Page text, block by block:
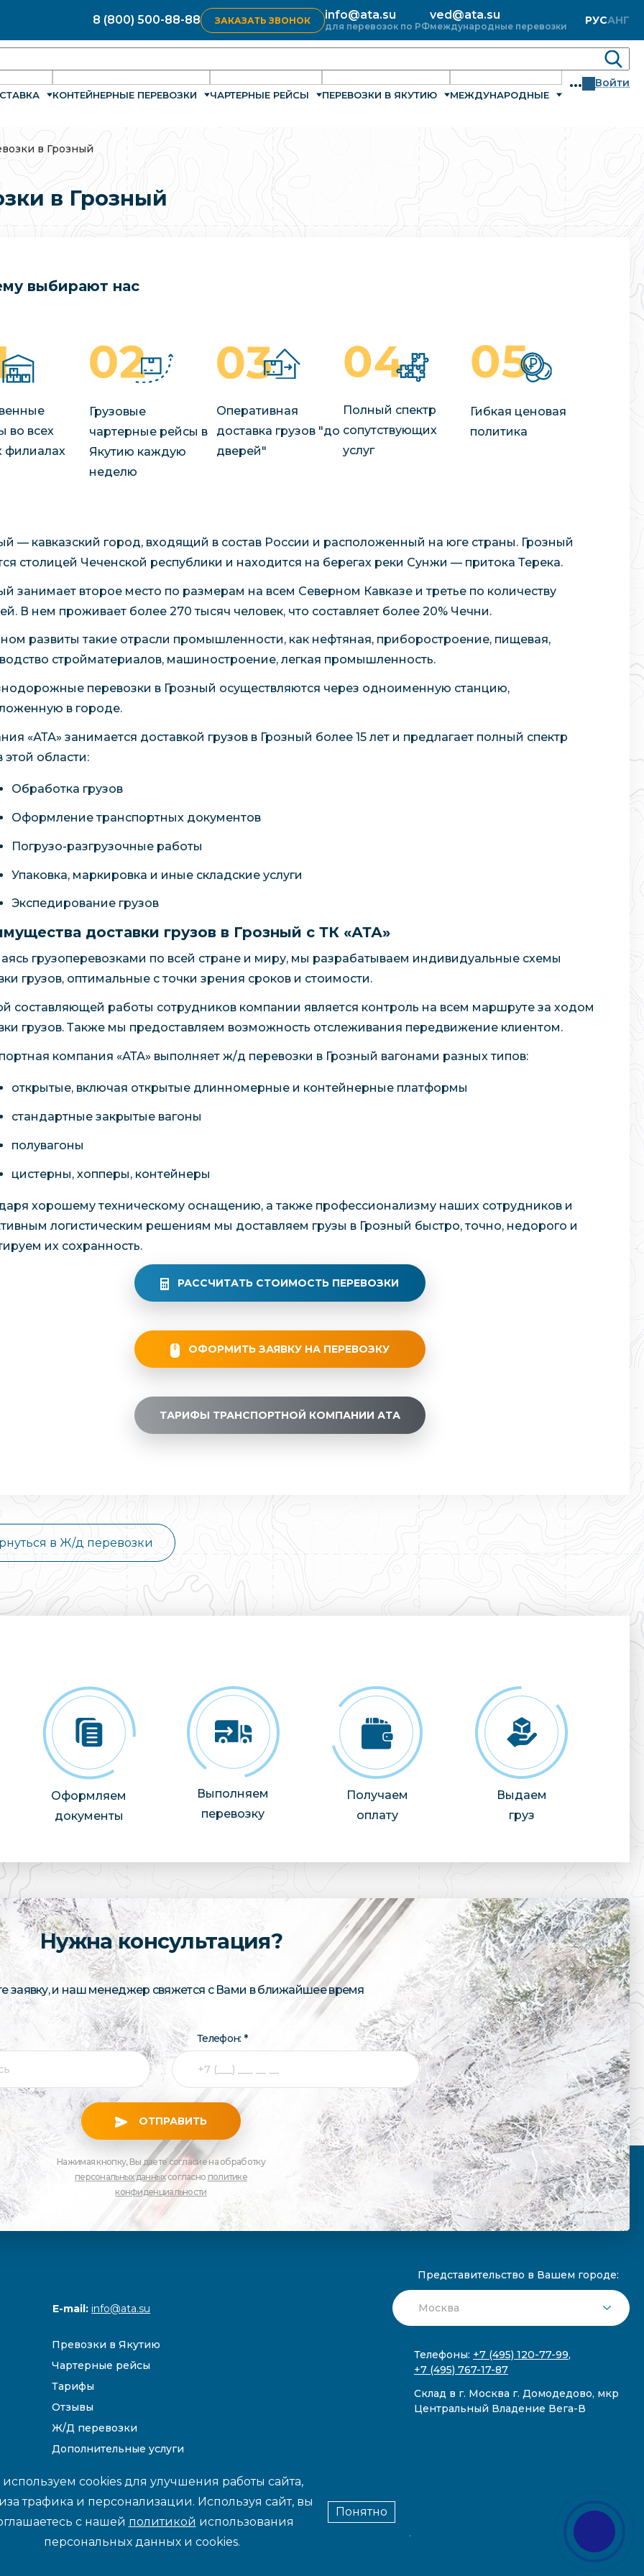
8 (800) 500-88-88 ЗАКАЗАТЬ ЗВОНОК info@ata.su
для перевозок по РФ
ved@ata.su
международные перевозки РУСАНГ
КОНТЕЙНЕРНЫЕ ПЕРЕВОЗКИ ЧАРТЕРНЫЕ РЕЙСЫ ПЕРЕВОЗКИ В ЯКУТИЮ МЕЖДУНАРОДНЫЕ
... Войти
в Грозный
в Грозный
выбирают нас
во всех
филиалах
Грузовые
чартерные рейсы в
Якутию каждую
неделю
Оперативная
доставка грузов "до
дверей"
Полный спектр
сопутствующих
услуг
Гибкая ценовая
политика
— кавказский город, входящий в состав России и расположенный на юге страны. Грозный
столицей Чеченской республики и находится на берегах реки Сунжи — притока Терека.
занимает второе место по размерам на всем Северном Кавказе и третье по количеству
В нем проживает более 270 тысяч человек, что составляет более 20% Чечни.
развиты такие отрасли промышленности, как нефтяная, приборостроение, пищевая,
стройматериалов, машиностроение, легкая промышленность.
перевозки в Грозный осуществляются через одноименную станцию,
в городе.
«АТА» занимается доставкой грузов в Грозный более 15 лет и предлагает полный спектр
этой области:
Обработка грузов
Оформление транспортных документов
Погрузо-разгрузочные работы
Упаковка, маркировка и иные складские услуги
Экспедирование грузов
доставки грузов в Грозный с ТК «АТА»
грузоперевозками по всей стране и миру, мы разрабатываем индивидуальные схемы
грузов, оптимальные с точки зрения сроков и стоимости.
составляющей работы сотрудников компании является контроль на всем маршруте за ходом
грузов. Также мы предоставляем возможность отслеживания передвижение клиентом.
компания «АТА» выполняет ж/д перевозки в Грозный вагонами разных типов:
открытые, включая открытые длинномерные и контейнерные платформы
стандартные закрытые вагоны
полувагоны
цистерны, хопперы, контейнеры
хорошему техническому оснащению, а также профессионализму наших сотрудников и
логистическим решениям мы доставляем грузы в Грозный быстро, точно, недорого и
их сохранность.
РАССЧИТАТЬ СТОИМОСТЬ ПЕРЕВОЗКИ
ОФОРМИТЬ ЗАЯВКУ НА ПЕРЕВОЗКУ
ТАРИФЫ ТРАНСПОРТНОЙ КОМПАНИИ АТА
в Ж/д перевозки
Оформляем
документы
Выполняем
перевозку
Получаем
оплату
Выдаем
груз
Нужна консультация?
заявку, и наш менеджер свяжется с Вами в ближайшее время
Телефон: *
ОТПРАВИТЬ
Нажимая кнопку, Вы даете согласие на обработку
персональных данныхсогласно политике
конфиденциальности
E-mail:info@ata.su
Превозки в Якутию
Чартерные рейсы
Тарифы
Отзывы
Ж/Д перевозки
Дополнительные услуги
Представительство в Вашем городе:
Телефоны: +7 (495) 120-77-99,
+7 (495) 767-17-87
Склад в г. Москва г. Домодедово, мкр
Центральный Владение Вега-В
данные и цены носят информационный характер и не являются публичной офертой.
cookies для улучшения работы сайта,
трафика и персонализации. Используя сайт, вы
с нашей политикой использования
персональных данных и cookies.
Понятно